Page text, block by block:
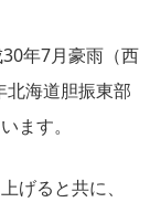
年7月豪雨（西
北海道胆振東部
ます。
げると共に、